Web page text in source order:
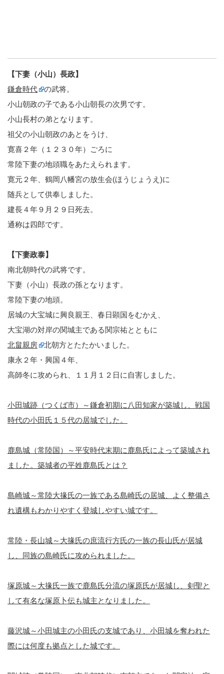
【下妻（小山）長政】
鎌倉時代
の武将。
小山朝政の子である小山朝長の次男です。
小山長村の弟となります。
祖父の小山朝政のあとをうけ、
寛喜２年（１２３０年）ごろに
常陸下妻の地頭職をあたえられます。
寛元２年、鶴岡八幡宮の放生会(ほうじょうえ)に
随兵として供奉しました。
建長４年９月２９日死去。
通称は四郎です。
【下妻政泰】
南北朝時代の武将です。
下妻（小山）長政の孫となります。
常陸下妻の地頭。
居城の大宝城に興良親王、春日顕国をむかえ、
大宝湖の対岸の関城主である関宗祐とともに
北畠親房
北朝方とたたかいました。
康永２年・興国４年、
高師冬に攻められ、１１月１２日に自害しました。
小田城跡（つくば市）～鎌倉初期に八田知家が築城し、戦国
時代の小田氏１５代の居城でした。
鹿島城（常陸国）～平安時代末期に鹿島氏によって築城され
ました。築城者の平姓鹿島氏とは？
島崎城～常陸大掾氏の一族である島崎氏の居城、よく整備さ
れ遺構もわかりやすく登城しやすい城です。
常陸・長山城～大掾氏の庶流行方氏の一族の長山氏が居城
し、同族の島崎氏に攻められました。
塚原城～大掾氏一族で鹿島氏分流の塚原氏が居城し、剣聖と
して有名な塚原卜伝も城主となりました。
藤沢城～小田城主の小田氏の支城であり、小田城を奪われた
際には何度も拠点とした城です。